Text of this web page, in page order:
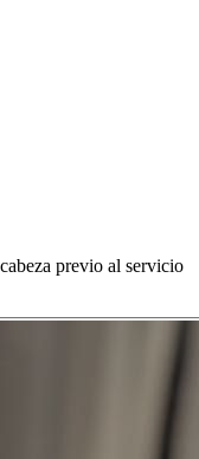
previo al servicio